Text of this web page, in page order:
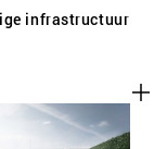
infrastructuur